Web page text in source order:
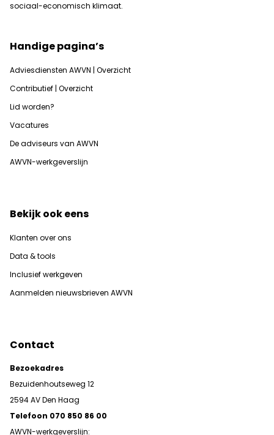
sociaal-economisch klimaat.
Handige pagina’s
Adviesdiensten AWVN | Overzicht
Contributief | Overzicht
Lid worden?
Vacatures
De adviseurs van AWVN
AWVN-werkgeverslijn
Bekijk ook eens
Klanten over ons
Data & tools
Inclusief werkgeven
Aanmelden nieuwsbrieven AWVN
Contact
Bezoekadres
Bezuidenhoutseweg 12
2594 AV Den Haag
Telefoon 070 850 86 00
AWVN-werkgeverslijn: